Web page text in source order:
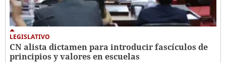
LEGISLATIVO
CN alista dictamen para introducir fascículos de
principios y valores en escuelas